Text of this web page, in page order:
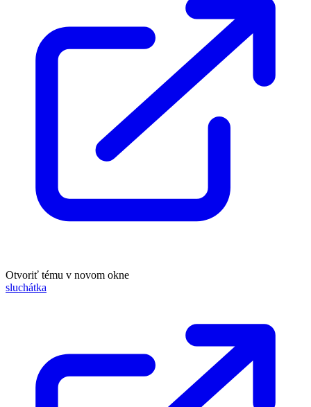
Otvoriť tému v novom okne
sluchátka